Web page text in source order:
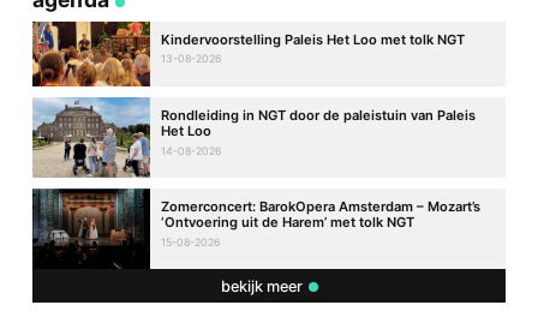
Kindervoorstelling Paleis Het Loo met tolk NGT
13-08-2026
Rondleiding in NGT door de paleistuin van Paleis
Het Loo
14-08-2026
Zomerconcert: BarokOpera Amsterdam – Mozart’s
‘Ontvoering uit de Harem’ met tolk NGT
15-08-2026
bekijk meer